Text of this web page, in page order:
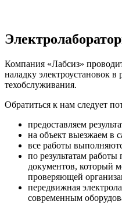
Компания «Лабсиз»
наладку электроустановок
техобслуживания.
Обратиться к нам следует
предоставляем
на объект выезжаем в
все работы
по результатам
документов, который
проверяющей
передвижная
современным